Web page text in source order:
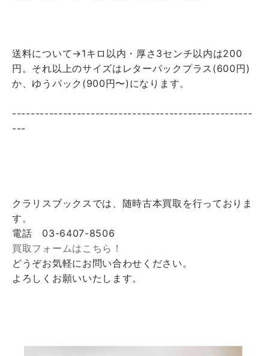
送料について→1キロ以内・厚さ3センチ以内は200
円。それ以上のサイズはレターパックプラス(600円)
か、ゆうパック(900円〜)になります。
----------------------------------------------------
---
クラリスブックスでは、随時古本買取を行っておりま
す。
電話 03-6407-8506
買取フォームはこちら！
どうぞお気軽にお問い合わせください。
よろしくお願いいたします。